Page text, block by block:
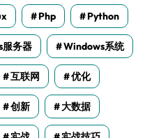
Php Python
务器 Windows系统
互联网 优化
创新 大数据